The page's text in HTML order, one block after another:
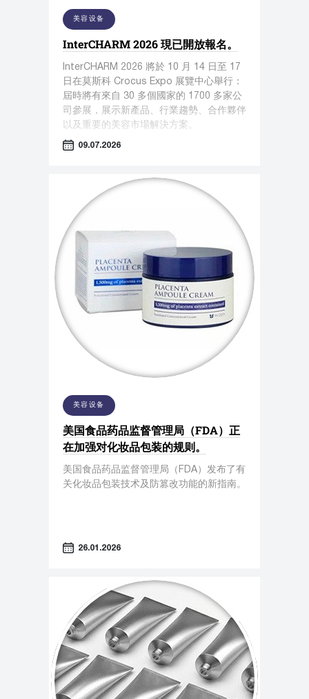
美容设备
InterCHARM 2026 現已開放報名。
InterCHARM 2026 將於 10 月 14 日至 17
日在莫斯科 Crocus Expo 展覽中心舉行：
屆時將有來自 30 多個國家的 1700 多家公
司參展，展示新產品、行業趨勢、合作夥伴
以及重要的美容市場解決方案。
09.07.2026
美容设备
美国食品药品监督管理局（FDA）正
在加强对化妆品包装的规则。
美国食品药品监督管理局（FDA）发布了有
关化妆品包装技术及防篡改功能的新指南。
26.01.2026